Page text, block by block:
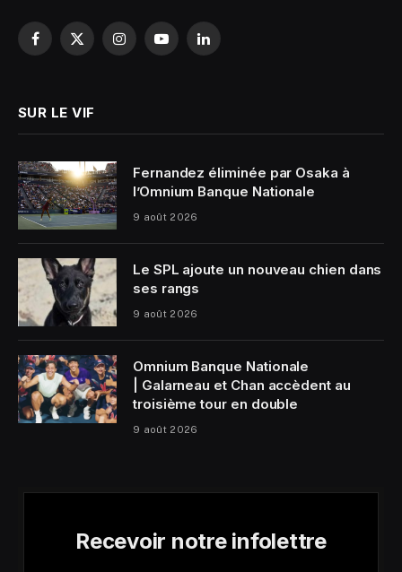
Facebook
X
InstagramYouTubeLinkedIn
SUR LE VIF
Fernandez éliminée par Osaka à
l’Omnium Banque Nationale
9 août 2026
Le SPL ajoute un nouveau chien dans
ses rangs
9 août 2026
Omnium Banque Nationale
| Galarneau et Chan accèdent au
troisième tour en double
9 août 2026
Recevoir notre infolettre